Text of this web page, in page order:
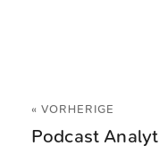
« VORHERIGE
Podcast